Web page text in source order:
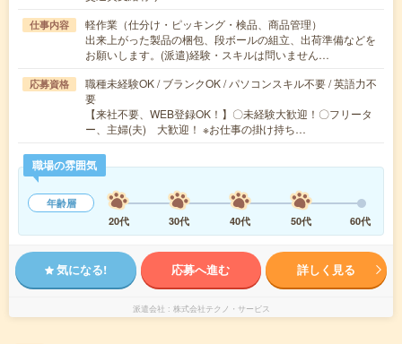
仕事内容
軽作業（仕分け・ピッキング・検品、商品管理）
出来上がった製品の梱包、段ボールの組立、出荷準備などを
お願いします。(派遣)経験・スキルは問いません…
応募資格
職種未経験OK / ブランクOK / パソコンスキル不要 / 英語力不
要
【来社不要、WEB登録OK！】〇未経験大歓迎！〇フリータ
ー、主婦(夫) 大歓迎！ ※お仕事の掛け持ち…
職場の雰囲気
年齢層
20代
30代 40代 50代 60代
気になる! 応募へ進む 詳しく見る
派遣会社 株式会社テクノ・サービス